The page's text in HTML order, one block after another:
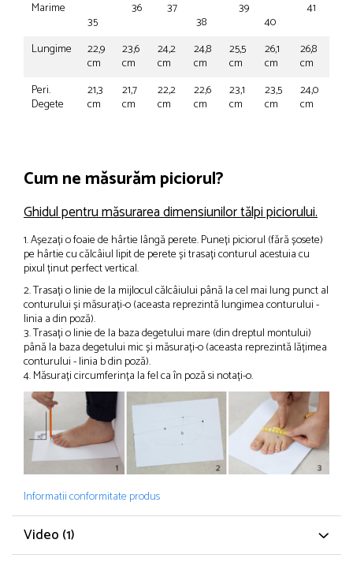
Marime
35
36 37
38
39
40
41
Lungime 22,9
cm
23,6
cm
24,2
cm
24,8
cm
25,5
cm
26,1
cm
26,8
cm
Peri.
Degete
21,3
cm
21,7
cm
22,2
cm
22,6
cm
23,1
cm
23,5
cm
24,0
cm
Cum ne măsurăm piciorul?
Ghidul pentru măsurarea dimensiunilor tălpi piciorului.
1. Așezați o foaie de hârtie lângă perete. Puneți piciorul (fără șosete)
pe hârtie cu călcâiul lipit de perete și trasați conturul acestuia cu
pixul ținut perfect vertical.
2. Trasați o linie de la mijlocul călcâiului până la cel mai lung punct al
conturului și măsurați-o (aceasta reprezintă lungimea conturului -
linia a din poză).
3. Trasați o linie de la baza degetului mare (din dreptul montului)
până la baza degetului mic și măsurați-o (aceasta reprezintă lățimea
conturului - linia b din poză).
4. Măsurați circumferința la fel ca în poză si notați-o.
Informatii conformitate produs
Video (1)